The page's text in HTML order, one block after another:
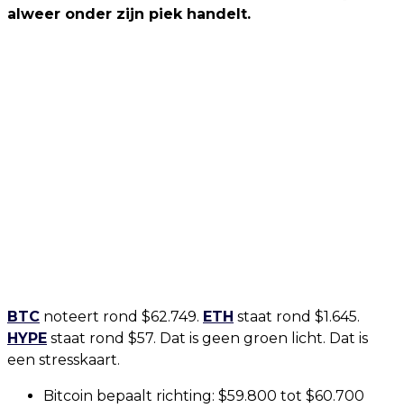
alweer onder zijn piek handelt.
BTC noteert rond $62.749. ETH staat rond $1.645.
HYPE staat rond $57. Dat is geen groen licht. Dat is
een stresskaart.
Bitcoin bepaalt richting: $59.800 tot $60.700